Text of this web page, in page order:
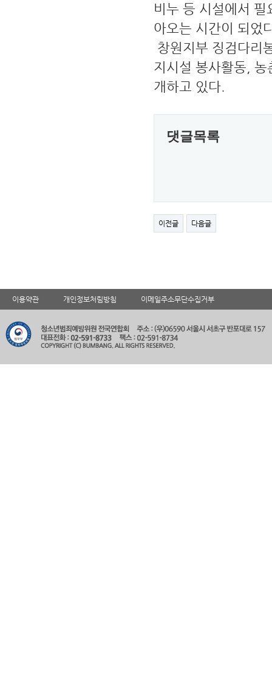
비누 등 시설에서
아오는 시간이 되었
창원지부 징검다리
지시설 봉사활동,
개하고 있다.
댓글목록
이전글 다음글
이용약관 개인정보처림방침 이메일주소무단수집거부